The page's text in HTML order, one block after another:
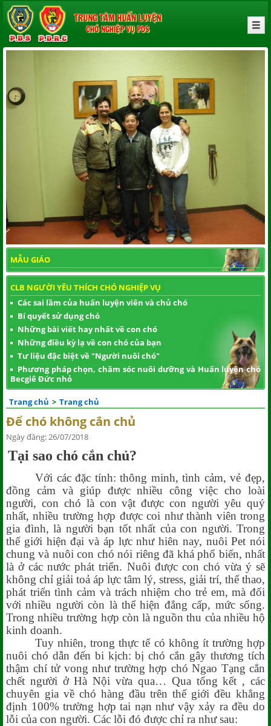
MẪU GIÁO
CLB NGƯỜI YÊU THÍCH CHÓ NGHIỆP VỤ
Các sai lầm của huấn luyện viên và chủ chó
Bí quyết sử dụng chó
Những bài viết hay nhất về con chó
Những điều kỳ lạ về con chó của bạn
Tư liệu đặc biệt về "Người nuôi chó"
Phương pháp chọn, chăm sóc nuôi dưỡng và Huấn luyện chó
Becgiê Đức nhỏ
Trang chủ > Trang chủ
Để chó không cắn chủ
Ngày đăng: 26/07/2018
Tại sao chó cắn chủ?
Với các đặc tính: thông minh, tình cảm, vẻ đẹp,
đồng cảm và giúp được nhiều công việc cho loài
người, con chó là con vật được con người yêu quý
nhất, nhiều trường hợp được coi như thành viên trong
gia đình, là người bạn tốt nhất của con người. Trong
thế giới hiện đại và áp lực như hiên nay, nuôi Pet nói
chung và nuôi con chó nói riêng đã khá phổ biến, nhất
là ở các nước phát triển. Nuôi được con chó vừa ý sẽ
không chỉ giải toả áp lực tâm lý, stress, giải trí, thể thao,
phát triển tình cảm và trách nhiệm cho trẻ em, mà đối
với nhiều người còn là thể hiện đẳng cấp, mức sống.
Trong nhiều trường hợp còn là nguồn thu của nhiều hộ
kinh doanh.
Tuy nhiên, trong thực tế có không ít trường hợp
nuôi chó dẫn đến bi kịch: bị chó cắn gây thương tích
thậm chí tử vong như trường hợp chó Ngao Tạng cắn
chết người ở Hà Nội vừa qua… Qua tổng kết , các
chuyên gia về chó hàng đầu trên thế giới đều khẳng
định 100% trường hợp tai nạn như vậy xảy ra đều do
lỗi của con người. Các lỗi đó được chỉ ra như sau: